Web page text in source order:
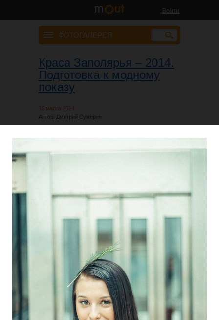
Войти
ФОТОГАЛЕРЕЯ
Краса Заполярья – 2014.
Подготовка к модному
показу
15 марта 2014
Автор: Дмитрий Сумерин